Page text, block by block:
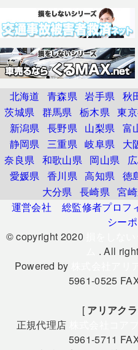
北海道 青森県 岩手県 秋
茨城県 群馬県 栃木県 東
新潟県 長野県 山梨県 富
静岡県 三重県 岐阜県 大
奈良県 和歌山県 岡山県
愛媛県 香川県 高知県 徳
大分県 長崎県 宮
運営会社
総監修者プロフ
シー
© copyright 2020
. All
Powered by
5961-0525
[ アリアク
正規代理店
5961-5711